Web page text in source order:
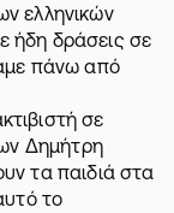
ελληνικών
ήδη δράσεις σε
πάνω από
σε
Δημήτρη
τα παιδιά στα
το